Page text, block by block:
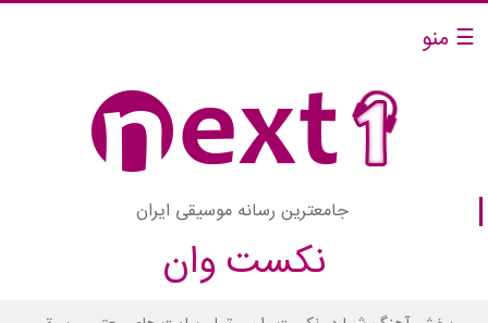
☰ منو
جامعترین رسانه موسیقی ایران
نکست وان